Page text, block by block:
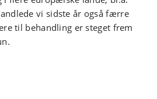
vi sidste år også færre
til behandling er steget frem